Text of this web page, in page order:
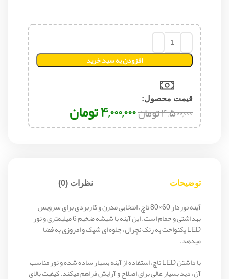
افزودن به سبد خرید
قیمت محصول:​
۴,۵۰۰,۰۰۰تومان۴,۰۰۰,۰۰۰تومان
توضیحات نظرات (0)
آینه نوردار 60×80 تاچ، انتخابی مدرن و کاربردی برای سرویس
بهداشتی و حمام است. این آینه با شیشه ضخیم 6 میلیمتری و نور
LED یکنواخت به رنک نچرال، جلوه ای شیک و امروزی به فضا
میدهد.
با داشتن LED تاچ،استفاده از آینه بسیار ساده شده و نور مناسب
آن، دید بسیار عالی برای اصلاح و آرایش فراهم میکند. کیفیت بالای